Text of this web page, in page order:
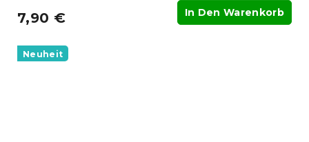
7,90 € In Den Warenkorb
Neuheit